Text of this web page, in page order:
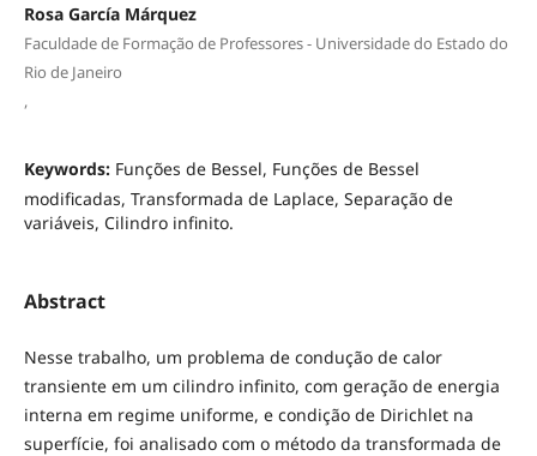
Rosa García Márquez
Faculdade de Formação de Professores - Universidade do Estado do
Rio de Janeiro
,
Keywords: Funções de Bessel, Funções de Bessel
modificadas, Transformada de Laplace, Separação de
variáveis, Cilindro infinito.
Abstract
Nesse trabalho, um problema de condução de calor
transiente em um cilindro infinito, com geração de energia
interna em regime uniforme, e condição de Dirichlet na
superfície, foi analisado com o método da transformada de